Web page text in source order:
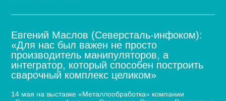
Евгений Маслов (Северсталь-инфоком):
«Для нас был важен не просто
производитель манипуляторов, а
интегратор, который способен построить
сварочный комплекс целиком»
14 мая на выставке «Металлообработка» компании